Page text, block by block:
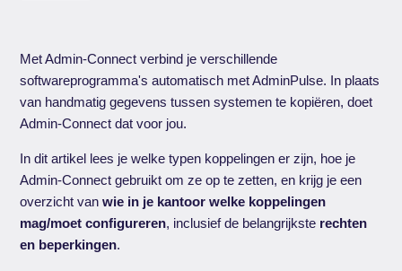
Met Admin-Connect verbind je verschillende
softwareprogramma's automatisch met AdminPulse. In plaats
van handmatig gegevens tussen systemen te kopiëren, doet
Admin-Connect dat voor jou.
In dit artikel lees je welke typen koppelingen er zijn, hoe je
Admin-Connect gebruikt om ze op te zetten, en krijg je een
overzicht vanwie in je kantoor welke koppelingen
mag/moet configureren, inclusief de belangrijkste rechten
en beperkingen.